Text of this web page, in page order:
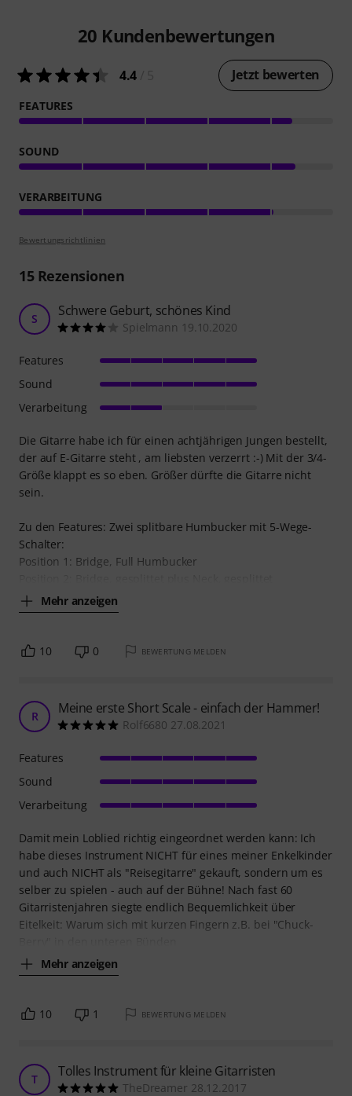
20 Kundenbewertungen
4.4 Jetzt bewerten
FEATURES
SOUND
VERARBEITUNG
Bewertungsrichtlinien
15Rezensionen
S Schwere Geburt, schönes Kind
Spielmann 19.10.2020
Die Gitarre habe ich für einen achtjährigen Jungen bestellt,
der auf E-Gitarre steht , am liebsten verzerrt :-) Mit der 3/4-
Größe klappt es so eben. Größer dürfte die Gitarre nicht
sein.
Zu den Features: Zwei splitbare Humbucker mit 5-Wege-
Schalter:
Position 1: Bridge, Full Humbucker
Mehr anzeigen
Features
Sound
Verarbeitung
10 0 BEWERTUNG MELDEN
R Meine erste Short Scale - einfach der Hammer!
Rolf6680 27.08.2021
Damit mein Loblied richtig eingeordnet werden kann: Ich
habe dieses Instrument NICHT für eines meiner Enkelkinder
und auch NICHT als "Reisegitarre" gekauft, sondern um es
selber zu spielen - auch auf der Bühne! Nach fast 60
Gitarristenjahren siegte endlich Bequemlichkeit über
Eitelkeit: Warum sich mit kurzen Fingern z.B. bei "Chuck-
Mehr anzeigen
Features
Sound
Verarbeitung
10 1 BEWERTUNG MELDEN
T Tolles Instrument für kleine Gitarristen
TheDreamer 28.12.2017